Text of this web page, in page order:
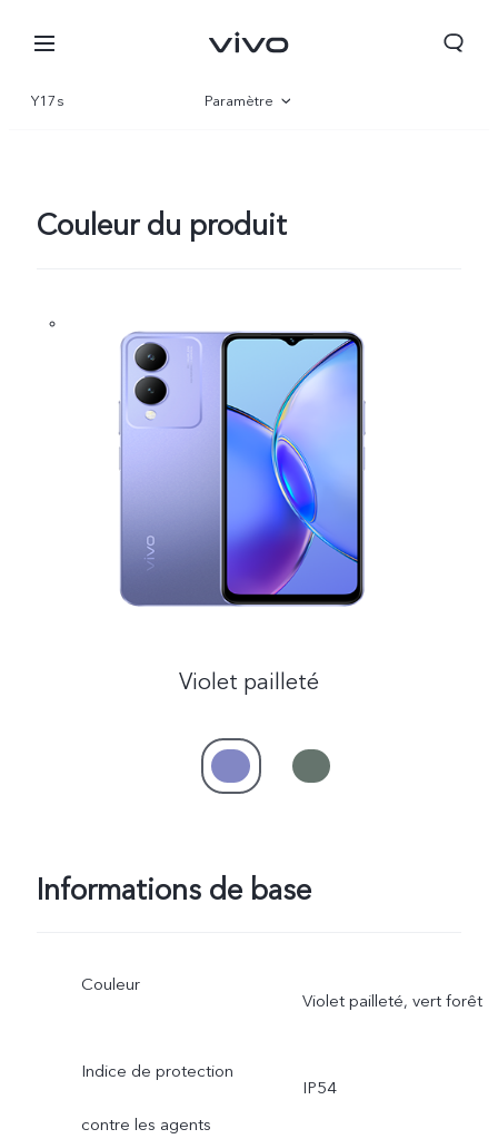
Y17s Paramètre
Couleur du produit
Violet pailleté
Informations de base
Couleur
Violet pailleté, vert forêt
Indice de protection
contre les agents
IP54